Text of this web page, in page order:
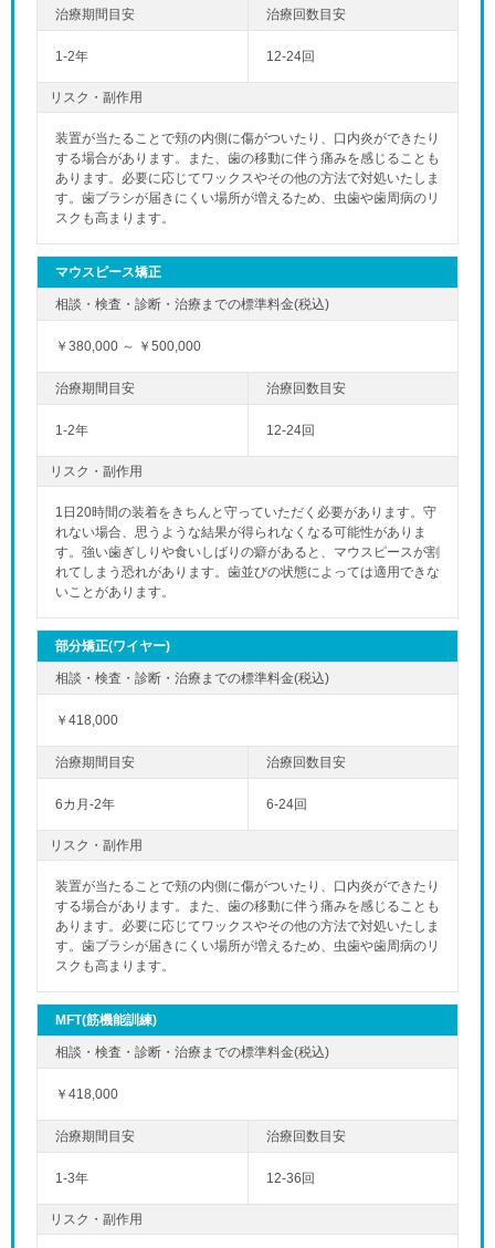
1-2年 12-24回
リスク・副作用
装置が当たることで頬の内側に傷がついたり、口内炎ができたり
する場合があります。また、歯の移動に伴う痛みを感じることも
あります。必要に応じてワックスやその他の方法で対処いたしま
す。歯ブラシが届きにくい場所が増えるため、虫歯や歯周病のリ
スクも高まります。
マウスピース矯正
￥380,000 ～ ￥500,000
1-2年 12-24回
リスク・副作用
1日20時間の装着をきちんと守っていただく必要があります。守
れない場合、思うような結果が得られなくなる可能性がありま
す。強い歯ぎしりや食いしばりの癖があると、マウスピースが割
れてしまう恐れがあります。歯並びの状態によっては適用できな
いことがあります。
部分矯正(ワイヤー)
￥418,000
6カ月-2年 6-24回
リスク・副作用
装置が当たることで頬の内側に傷がついたり、口内炎ができたり
する場合があります。また、歯の移動に伴う痛みを感じることも
あります。必要に応じてワックスやその他の方法で対処いたしま
す。歯ブラシが届きにくい場所が増えるため、虫歯や歯周病のリ
スクも高まります。
MFT(筋機能訓練)
￥418,000
1-3年 12-36回
リスク・副作用